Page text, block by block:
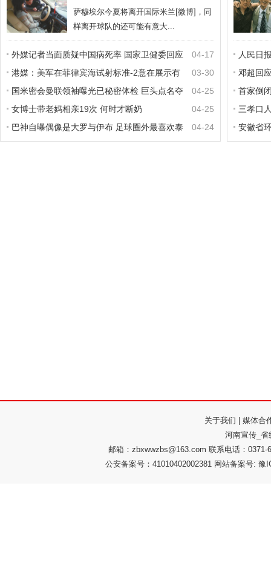
一男子过安检开玩笑称有炸弹 被调查并罚款
检 巨头点名夺拜仁神锋
萨穆埃尔今夏将离开国际米兰[微博]，同
样离开球队的还可能有意大...
04-17
外媒记者当面质疑中国病死率 国家卫健委回应
03-30
港媒：美军在菲律宾海试射标准-2意在展示有
能力拦截中国导弹
04-25
国米密会曼联领袖曝光已秘密体检 巨头点名夺
拜仁神锋
04-25
女博士带老妈相亲19次 何时才断奶
04-24
巴神自曝偶像是大罗与伊布 足球圈外最喜欢泰
人民日
邓超回
再试试
首家倒
马奥迪
三孝口
安徽省
关于我们
媒体合
河南宣传_省
邮箱：zbxwwzbs@163.com 联系电话：
公安备案号：41010402002381 网站备案号: